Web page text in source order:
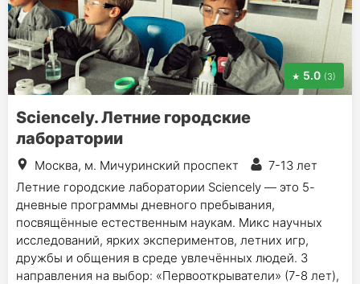
5.0 (3)
Sciencely. Летние городские
лаборатории
Москва, м. Мичуринский проспект
7-13 лет
Летние городские лаборатории Sciencely — это 5-
дневные программы дневного пребывания,
посвящённые естественным наукам. Микс научных
исследований, ярких экспериментов, летних игр,
дружбы и общения в среде увлечённых людей. 3
направления на выбор: «Первооткрыватели» (7-8 лет),